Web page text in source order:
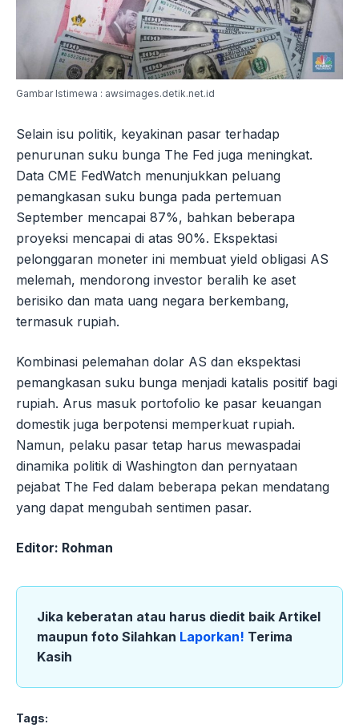
Gambar Istimewa : awsimages.detik.net.id
Selain isu politik, keyakinan pasar terhadap
penurunan suku bunga The Fed juga meningkat.
Data CME FedWatch menunjukkan peluang
pemangkasan suku bunga pada pertemuan
September mencapai 87%, bahkan beberapa
proyeksi mencapai di atas 90%. Ekspektasi
pelonggaran moneter ini membuat yield obligasi AS
melemah, mendorong investor beralih ke aset
berisiko dan mata uang negara berkembang,
termasuk rupiah.
Kombinasi pelemahan dolar AS dan ekspektasi
pemangkasan suku bunga menjadi katalis positif bagi
rupiah. Arus masuk portofolio ke pasar keuangan
domestik juga berpotensi memperkuat rupiah.
Namun, pelaku pasar tetap harus mewaspadai
dinamika politik di Washington dan pernyataan
pejabat The Fed dalam beberapa pekan mendatang
yang dapat mengubah sentimen pasar.
Editor: Rohman
Jika keberatan atau harus diedit baik Artikel
maupun foto Silahkan Laporkan! Terima
Kasih
Tags: